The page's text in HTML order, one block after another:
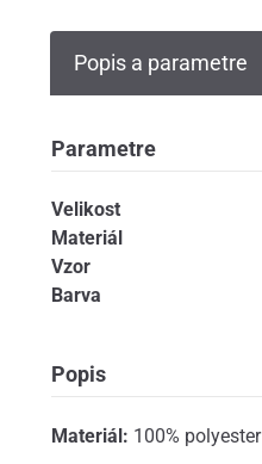
Popis a parametre
Parametre
Velikost
Materiál
Vzor
Barva
Popis
Materiál: 100% polyester